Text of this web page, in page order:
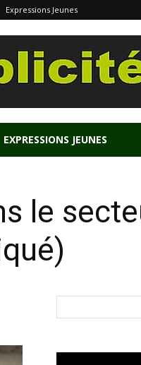
Expressions Jeunes
EXPRESSIONS JEUNES
le